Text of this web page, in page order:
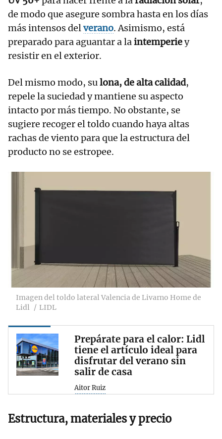
de modo que asegure sombra hasta en los días
más intensos delverano. Asimismo, está
preparado para aguantar a laintemperiey
resistir en el exterior.
Del mismo modo, sulona, de alta calidad,
repele la suciedad y mantiene su aspecto
intacto por más tiempo. No obstante, se
sugiere recoger el toldo cuando haya altas
rachas de viento para que la estructura del
producto no se estropee.
Imagen del toldo lateral Valencia de Livarno Home de
Lidl
LIDL
Prepárate para el calor: Lidl
tiene el artículo ideal para
disfrutar del verano sin
salir de casa
Aitor Ruiz
Estructura, materiales y precio